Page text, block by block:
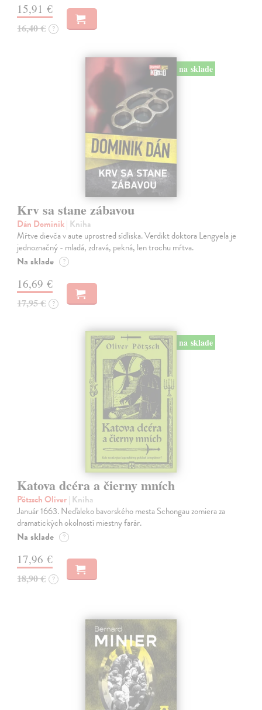
15,91 €
16,40 € ?
na sklade
Krv sa stane zábavou
Dán Dominik| Kniha
Mŕtve dievča v aute uprostred sídliska. Verdikt doktora Lengyela je
jednoznačný - mladá, zdravá, pekná, len trochu mŕtva.
Na sklade ?
16,69 €
17,95 € ?
na sklade
Katova dcéra a čierny mních
Pötzsch Oliver| Kniha
Január 1663. Neďaleko bavorského mesta Schongau zomiera za
dramatických okolností miestny farár.
Na sklade ?
17,96 €
18,90 € ?